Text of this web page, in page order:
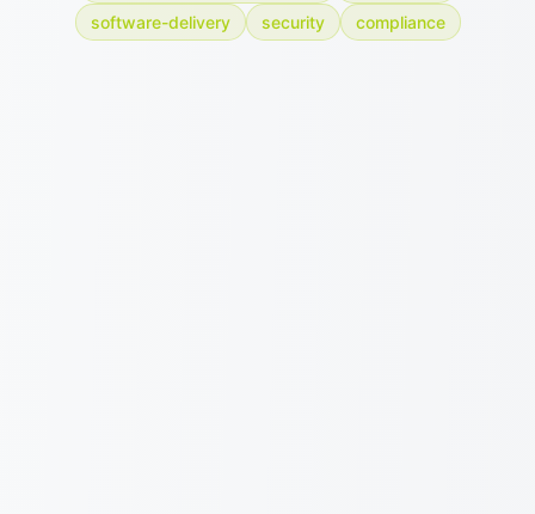
software-delivery
security compliance